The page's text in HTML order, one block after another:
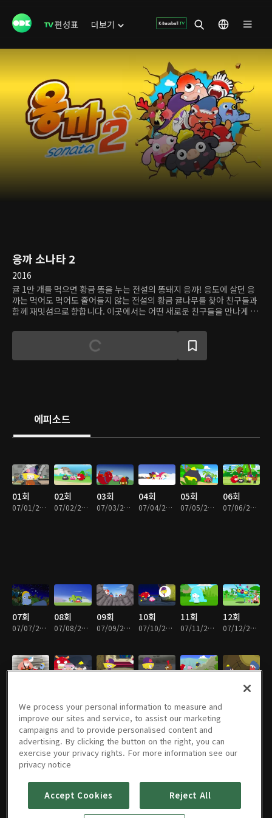
편성표 더보기
응까 소나타 2
2016
귤 1만 개를 먹으면 황금 똥을 누는 전설의 똥돼지 응까! 응도에 살던 응
까는 먹어도 먹어도 줄어들지 않는 전설의 황금 귤나무를 찾아 친구들과
함께 재밋섬으로 향합니다. 이곳에서는 어떤 새로운 친구들을 만나게 될
게티와 크랩 선장도 재밋섬으로 향했는데요. 응까와 친구들은 마녀 스파
게티의 무시무시한 마법과 크랩 선장이 이끄는 해적들을 물리치고 즐거
운 모험을 계속할 수 있을까요?
에피소드
01회
07/01/2019 • 12분
02회
07/02/2019 • 11분
03회
07/03/2019 • 10분
04회
07/04/2019 • 11분
05회
07/05/2019 • 11분
06회
07/06/2019 • 11분
07회
07/07/2019 • 12분
08회
07/08/2019 • 12분
09회
07/09/2019 • 12분
10회
07/10/2019 • 11분
11회
07/11/2019 • 12분
12회
07/12/2019 • 12분
19회
07/19/2019 • 12분
20회 21회 22회 23회 24회
We process your personal information to measure and
improve our sites and service, to assist our marketing
campaigns and to provide personalised content and
advertising. By clicking the button on the right, you can
exercise your privacy rights. For more information see our
privacy notice
Accept Cookies Reject All